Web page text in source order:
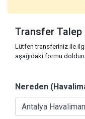
Transfer Talep
Lütfen transferiniz ile
aşağıdaki formu
Nereden